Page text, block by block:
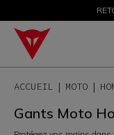
SOLDES
ACCUEIL MOTO
Gants Moto